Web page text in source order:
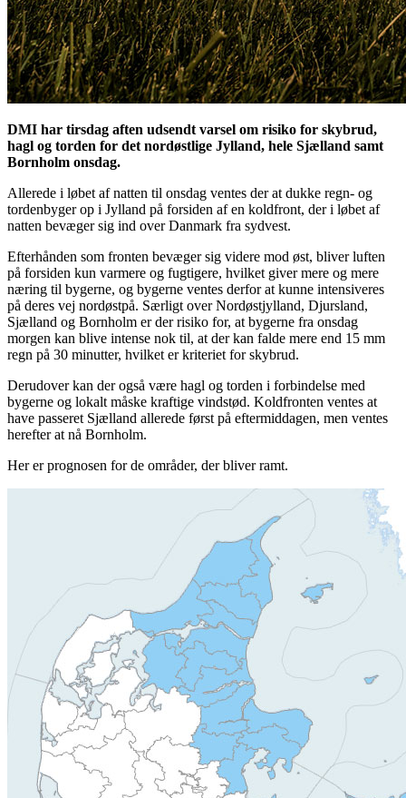
DMI har tirsdag aften udsendt varsel om risiko for skybrud,
hagl og torden for det nordøstlige Jylland, hele Sjælland samt
Bornholm onsdag.
Allerede i løbet af natten til onsdag ventes der at dukke regn- og
tordenbyger op i Jylland på forsiden af en koldfront, der i løbet af
natten bevæger sig ind over Danmark fra sydvest.
Efterhånden som fronten bevæger sig videre mod øst, bliver luften
på forsiden kun varmere og fugtigere, hvilket giver mere og mere
næring til bygerne, og bygerne ventes derfor at kunne intensiveres
på deres vej nordøstpå. Særligt over Nordøstjylland, Djursland,
Sjælland og Bornholm er der risiko for, at bygerne fra onsdag
morgen kan blive intense nok til, at der kan falde mere end 15 mm
regn på 30 minutter, hvilket er kriteriet for skybrud.
Derudover kan der også være hagl og torden i forbindelse med
bygerne og lokalt måske kraftige vindstød. Koldfronten ventes at
have passeret Sjælland allerede først på eftermiddagen, men ventes
herefter at nå Bornholm.
Her er prognosen for de områder, der bliver ramt.